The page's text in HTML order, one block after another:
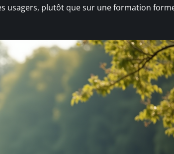
usagers, plutôt que sur une formation